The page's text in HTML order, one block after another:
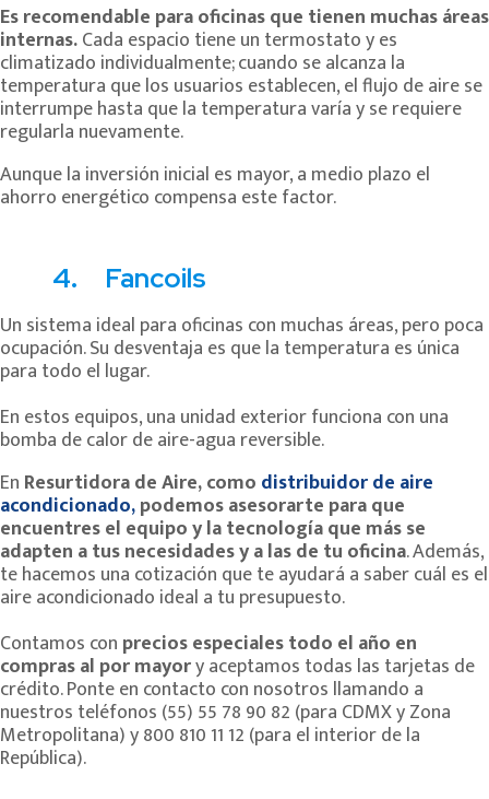
Es recomendable para oficinas que tienen muchas áreas
internas.Cada espacio tiene un termostato y es
climatizado individualmente; cuando se alcanza la
temperatura que los usuarios establecen, el flujo de aire se
interrumpe hasta que la temperatura varía y se requiere
regularla nuevamente.
Aunque la inversión inicial es mayor, a medio plazo el
ahorro energético compensa este factor.
4. Fancoils
Un sistema ideal para oficinas con muchas áreas, pero poca
ocupación. Su desventaja es que la temperatura es única
para todo el lugar.
En estos equipos, una unidad exterior funciona con una
bomba de calor de aire-agua reversible.
En Resurtidora de Aire, como distribuidor de aire
acondicionado,podemos asesorarte para que
encuentres el equipo y la tecnología que más se
adapten a tus necesidades y a las de tu oficina. Además,
te hacemos una cotización que te ayudará a saber cuál es el
aire acondicionado ideal a tu presupuesto.
Contamos con precios especiales todo el año en
compras al por mayory aceptamos todas las tarjetas de
crédito. Ponte en contacto con nosotros llamando a
nuestros teléfonos (55) 55 78 90 82 (para CDMX y Zona
Metropolitana) y 800 810 11 12 (para el interior de la
República).